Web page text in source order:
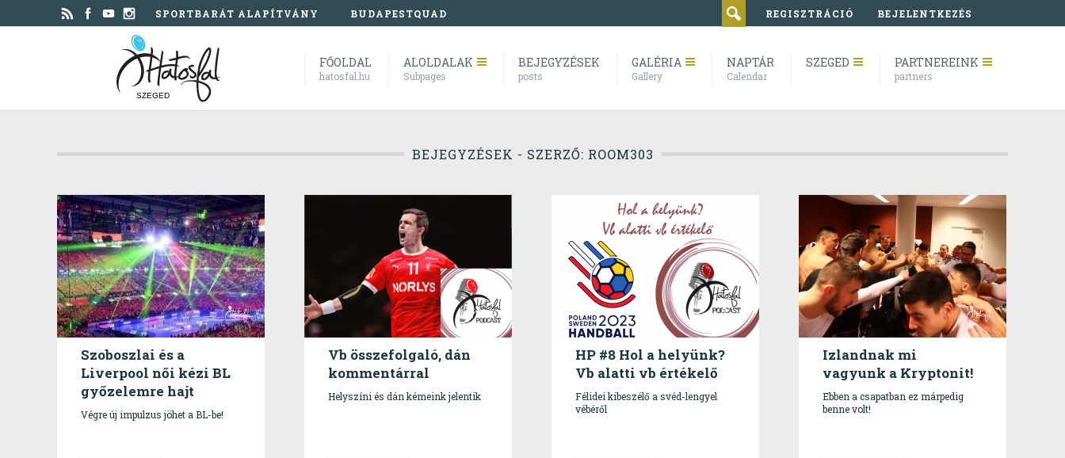
SPORTBARÁT ALAPÍTVÁNY BUDAPESTQUAD REGISZTRÁCIÓ BEJELENTKEZÉS
SZEGED
FŐOLDAL
hatosfal.hu
ALOLDALAK
Subpages
BEJEGYZÉSEK
posts
GALÉRIA
Gallery
NAPTÁR
Calendar
SZEGED PARTNEREINK
partners
BEJEGYZÉSEK - SZERZŐ: ROOM303
Szoboszlai és a
Liverpool női kézi BL
győzelemre hajt
Végre új impulzus jöhet a BL-be!
Vb összefolgaló, dán
kommentárral
Helyszíni és dán kémeink jelentik
HP #8 Hol a helyünk?
Vb alatti vb értékelő
Félidei kibeszélő a svéd-lengyel
vébéről
Izlandnak mi
vagyunk a Kryptonit!
Ebben a csapatban ez márpedig
benne volt!